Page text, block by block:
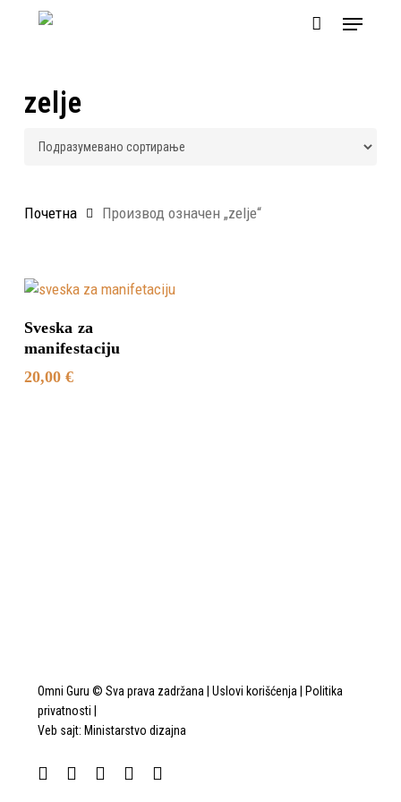
Menu
zelje
Почетна Производ oзначен „zelje“
Sveska za
manifestaciju
20,00 €
Omni Guru © Sva prava zadržana | Uslovi korišćenja
Politika
privatnosti
Veb sajt: Ministarstvo dizajna
facebookyoutubeinstagram
tiktok email